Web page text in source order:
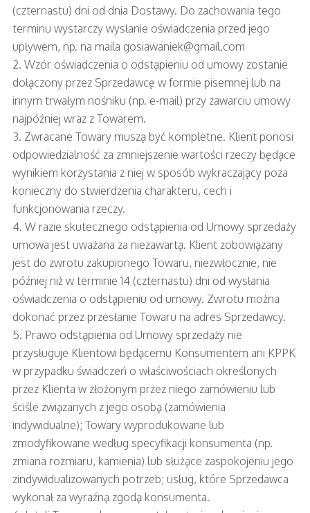
(czternastu) dni od dnia Dostawy. Do zachowania tego
terminu wystarczy wysłanie oświadczenia przed jego
upływem, np. na maila gosiawaniek@gmail.com
2. Wzór oświadczenia o odstąpieniu od umowy zostanie
dołączony przez Sprzedawcę w formie pisemnej lub na
innym trwałym nośniku (np. e-mail) przy zawarciu umowy
najpóźniej wraz z Towarem.
3. Zwracane Towary muszą być kompletne. Klient ponosi
odpowiedzialność za zmniejszenie wartości rzeczy będące
wynikiem korzystania z niej w sposób wykraczający poza
konieczny do stwierdzenia charakteru, cech i
funkcjonowania rzeczy.
4. W razie skutecznego odstąpienia od Umowy sprzedaży
umowa jest uważana za niezawartą. Klient zobowiązany
jest do zwrotu zakupionego Towaru, niezwłocznie, nie
później niż w terminie 14 (czternastu) dni od wysłania
oświadczenia o odstąpieniu od umowy. Zwrotu można
dokonać przez przesłanie Towaru na adres Sprzedawcy.
5. Prawo odstąpienia od Umowy sprzedaży nie
przysługuje Klientowi będącemu Konsumentem ani KPPK
w przypadku świadczeń o właściwościach określonych
przez Klienta w złożonym przez niego zamówieniu lub
ściśle związanych z jego osobą (zamówienia
indywidualne); Towary wyprodukowane lub
zmodyfikowane według specyfikacji konsumenta (np.
zmiana rozmiaru, kamienia) lub służące zaspokojeniu jego
zindywidualizowanych potrzeb; usług, które Sprzedawca
wykonał za wyraźną zgodą konsumenta.